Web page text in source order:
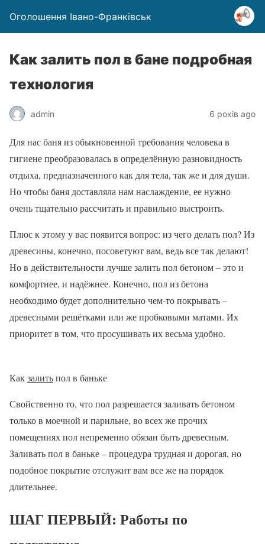
Оголошення Івано-Франківськ
Как залить пол в бане подробная
технология
admin 6 років ago
Для нас баня из обыкновенной требования человека в
гигиене преобразовалась в определённую разновидность
отдыха, предназначенного как для тела, так же и для души.
Но чтобы баня доставляла нам наслаждение, ее нужно
очень тщательно рассчитать и правильно выстроить.
Плюс к этому у вас появится вопрос: из чего делать пол? Из
древесины, конечно, посоветуют вам, ведь все так делают!
Но в действительности лучше залить пол бетоном – это и
комфортнее, и надёжнее. Конечно, пол из бетона
необходимо будет дополнительно чем-то покрывать –
древесными решётками или же пробковыми матами. Их
приоритет в том, что просушивать их весьма удобно.
Какзалитьпол в баньке
Свойственно то, что пол разрешается заливать бетоном
только в моечной и парильне, во всех же прочих
помещениях пол непременно обязан быть древесным.
Заливать пол в баньке – процедура трудная и дорогая, но
подобное покрытие отслужит вам все же на порядок
длительнее.
ШАГ ПЕРВЫЙ: Работы по